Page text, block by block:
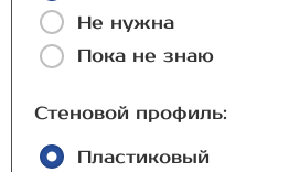
Не нужна
Пока не знаю
Стеновой профиль:
Пластиковый